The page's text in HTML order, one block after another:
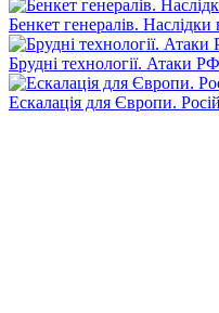
Бенкет генералів.
Брудні технології. Атаки
Ескалація для Європи.